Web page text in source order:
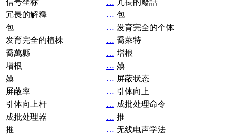
冗長的解釋
… 包
包
… 发育完全的个体
发育完全的植株
… 喬萊特
喬萬縣
… 增根
增根
… 嫫
嫫
… 屏蔽状态
屏蔽率
… 引体向上
引体向上杆
… 成批处理命令
成批处理器
… 推
推
… 无线电声学法